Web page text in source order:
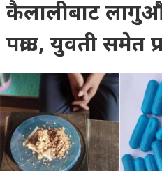
कैलालीबाट
पक्राउ, युवती समेत